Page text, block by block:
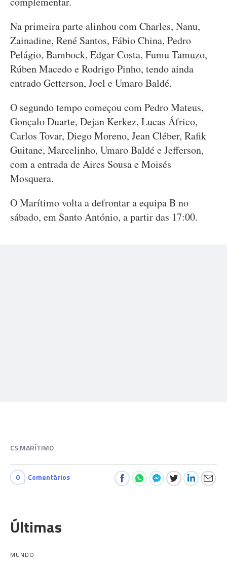
Na primeira parte alinhou com Charles, Nanu,
Zainadine, René Santos, Fábio China, Pedro
Pelágio, Bambock, Edgar Costa, Fumu Tamuzo,
Rúben Macedo e Rodrigo Pinho, tendo ainda
entrado Getterson, Joel e Umaro Baldé.
O segundo tempo começou com Pedro Mateus,
Gonçalo Duarte, Dejan Kerkez, Lucas Áfrico,
Carlos Tovar, Diego Moreno, Jean Cléber, Rafik
Guitane, Marcelinho, Umaro Baldé e Jefferson,
com a entrada de Aires Sousa e Moisés
Mosquera.
O Marítimo volta a defrontar a equipa B no
sábado, em Santo António, a partir das 17:00.
CS MARÍTIMO
0 Comentários
Últimas
MUNDO